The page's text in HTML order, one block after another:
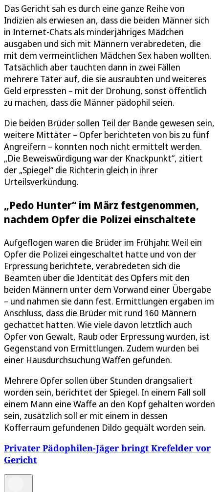
Das Gericht sah es durch eine ganze Reihe von
Indizien als erwiesen an, dass die beiden Männer sich
in Internet-Chats als minderjähriges Mädchen
ausgaben und sich mit Männern verabredeten, die
mit dem vermeintlichen Mädchen Sex haben wollten.
Tatsächlich aber tauchten dann in zwei Fällen
mehrere Täter auf, die sie ausraubten und weiteres
Geld erpressten – mit der Drohung, sonst öffentlich
zu machen, dass die Männer pädophil seien.
Die beiden Brüder sollen Teil der Bande gewesen sein,
weitere Mittäter – Opfer berichteten von bis zu fünf
Angreifern – konnten noch nicht ermittelt werden.
„Die Beweiswürdigung war der Knackpunkt“, zitiert
der „Spiegel“ die Richterin gleich in ihrer
Urteilsverkündung.
„Pedo Hunter“ im März festgenommen,
nachdem Opfer die Polizei einschaltete
Aufgeflogen waren die Brüder im Frühjahr. Weil ein
Opfer die Polizei eingeschaltet hatte und von der
Erpressung berichtete, verabredeten sich die
Beamten über die Identität des Opfers mit den
beiden Männern unter dem Vorwand einer Übergabe
– und nahmen sie dann fest. Ermittlungen ergaben im
Anschluss, dass die Brüder mit rund 160 Männern
gechattet hatten. Wie viele davon letztlich auch
Opfer von Gewalt, Raub oder Erpressung wurden, ist
Gegenstand von Ermittlungen. Zudem wurden bei
einer Hausdurchsuchung Waffen gefunden.
Mehrere Opfer sollen über Stunden drangsaliert
worden sein, berichtet der Spiegel. In einem Fall soll
einem Mann eine Waffe an den Kopf gehalten worden
sein, zusätzlich soll er mit einem in dessen
Kofferraum gefundenen Dildo gequält worden sein.
Privater Pädophilen-Jäger bringt Krefelder vor
Gericht